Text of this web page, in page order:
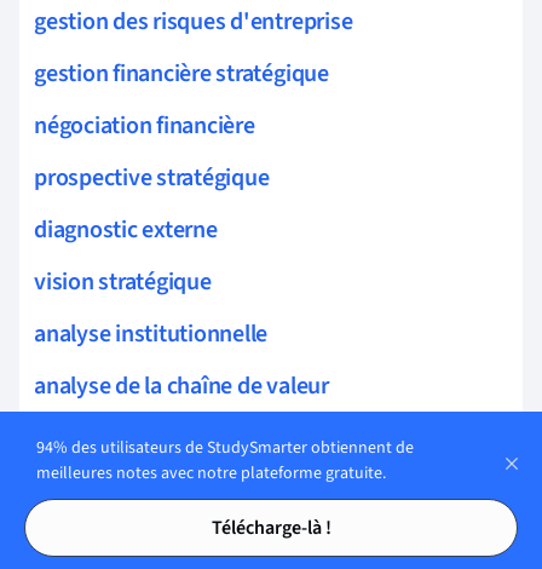
Tables des matières
Tables des matières
gestion des risques d'entreprise
gestion financière stratégique
négociation financière
prospective stratégique
diagnostic externe
vision stratégique
analyse institutionnelle
analyse de la chaîne de valeur
analyse de la demande
analyse de scénarios
stratégie corporate
94% des utilisateurs de StudySmarter obtiennent de
meilleures notes avec notre plateforme gratuite.
Télécharge-là !